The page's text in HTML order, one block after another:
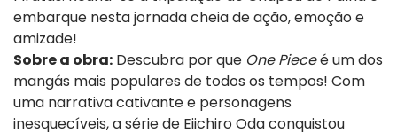
embarque nesta jornada cheia de ação, emoção e
amizade!
Sobre a obra: Descubra por que One Pieceé um dos
mangás mais populares de todos os tempos! Com
uma narrativa cativante e personagens
inesquecíveis, a série de Eiichiro Oda conquistou